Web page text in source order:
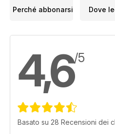
Perché abbonarsi Dove
4,6/5
Basato su 28 Recensioni dei